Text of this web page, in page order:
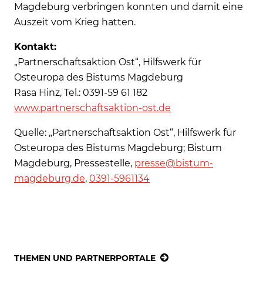
Magdeburg verbringen konnten und damit eine
Auszeit vom Krieg hatten.
Kontakt:
„Partnerschaftsaktion Ost“, Hilfswerk für
Osteuropa des Bistums Magdeburg
Rasa Hinz, Tel.: 0391-59 61 182
www.partnerschaftsaktion-ost.de
Quelle: „Partnerschaftsaktion Ost“, Hilfswerk für
Osteuropa des Bistums Magdeburg; Bistum
Magdeburg, Pressestelle, presse@bistum-
magdeburg.de, 0391-5961134
THEMEN UND PARTNERPORTALE